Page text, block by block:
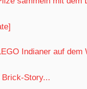
Indianer auf dem
Brick-Story...